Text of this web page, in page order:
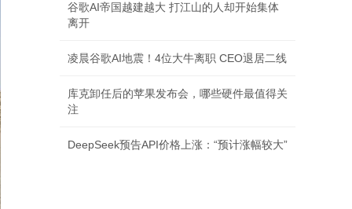
谷歌AI帝国越建越大 打江山的人却开始集体
离开
凌晨谷歌AI地震！4位大牛离职 CEO退居二线
库克卸任后的苹果发布会，哪些硬件最值得关
注
DeepSeek预告API价格上涨：“预计涨幅较大”